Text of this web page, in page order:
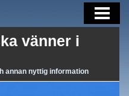
vänner i
annan nyttig information